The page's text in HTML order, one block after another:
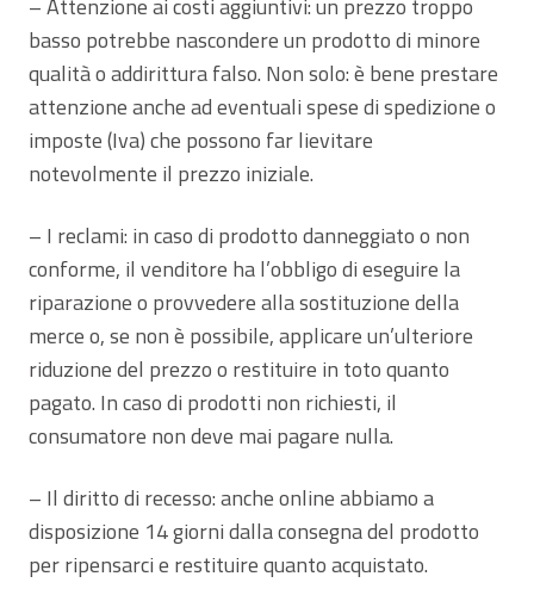
– Attenzione ai costi aggiuntivi: un prezzo troppo
basso potrebbe nascondere un prodotto di minore
qualità o addirittura falso. Non solo: è bene prestare
attenzione anche ad eventuali spese di spedizione o
imposte (Iva) che possono far lievitare
notevolmente il prezzo iniziale.
– I reclami: in caso di prodotto danneggiato o non
conforme, il venditore ha l’obbligo di eseguire la
riparazione o provvedere alla sostituzione della
merce o, se non è possibile, applicare un’ulteriore
riduzione del prezzo o restituire in toto quanto
pagato. In caso di prodotti non richiesti, il
consumatore non deve mai pagare nulla.
– Il diritto di recesso: anche online abbiamo a
disposizione 14 giorni dalla consegna del prodotto
per ripensarci e restituire quanto acquistato.